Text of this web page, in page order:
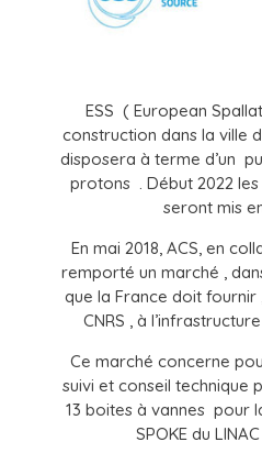
ESS ( European
construction dans la ville
disposera à terme d’un
protons . Début 2022
seront mis
En mai 2018, ACS, en
remporté un marché ,
que la France doit fournir
CNRS , à
Ce marché concerne
suivi et conseil technique
13 boites à vannes pour
SPOKE du